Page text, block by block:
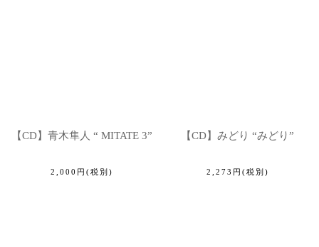
【CD】青木隼人 “ MITATE 3”
2,000 円 (税別)
【CD】みどり “みどり”
2,273 円 (税別)